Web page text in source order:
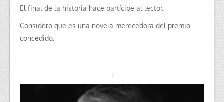
El final de la historia hace partícipe al lector.
Considero que es una novela merecedora del premio
concedido.